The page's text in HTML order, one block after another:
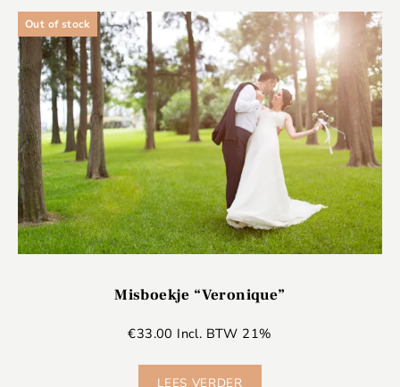
Out of stock
Misboekje “Veronique”
€33.00 Incl. BTW 21%
LEES VERDER